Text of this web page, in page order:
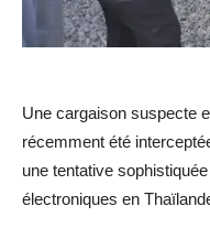
Une cargaison suspecte
récemment été
une tentative
électroniques en